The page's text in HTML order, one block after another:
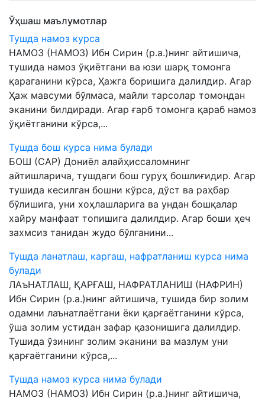
Ўҳшаш маълумотлар
Тушда намоз курса
НАМОЗ (НАМОЗ) Ибн Сирин (р.а.)нинг айтишича,
тушида намоз ўқиётгани ва юзи шарқ томонга
қараганини кўрса, Ҳажга боришига далилдир. Агар
Ҳаж мавсуми бўлмаса, майли тарсолар томондан
эканини билдиради. Агар ғарб томонга қараб намоз
ўқиётганини кўрса,...
Тушда бош курса нима булади
БОШ (САР) Дониёл алайҳиссаломнинг
айтишларича, тушдаги бош гуруҳ бошлиғидир. Агар
тушида кесилган бошни кўрса, дўст ва раҳбар
бўлишига, уни хоҳлашларига ва ундан бошқалар
хайру манфаат топишига далилдир. Агар боши ҳеч
захмсиз танидан жудо бўлганини...
Тушда ланатлаш, каргаш, нафратланиш курса нима
булади
ЛАъНАТЛАШ, ҚАРҒАШ, НАФРАТЛАНИШ (НАФРИН)
Ибн Сирин (р.а.)нинг айтишича, тушида бир золим
одамни лаънатлаётгани ёки қарғаётганини кўрса,
ўша золим устидан зафар қазонишига далилдир.
Тушида ўзининг золим эканини ва мазлум уни
қарғаётганини кўрса,...
Тушда намоз курса нима булади
НАМОЗ (НАМОЗ) Ибн Сирин (р.а.)нинг айтишича,